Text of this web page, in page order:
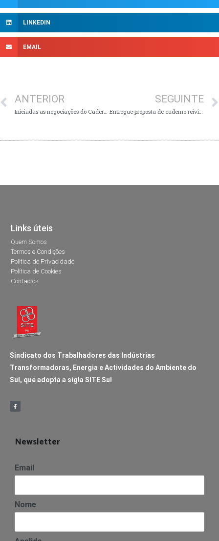
LINKEDIN
EMAIL
ANTERIOR
Iniciadas as negociações do Caderno Reivindicativo 2020 na GALPGESTE
SEGUINTE
Entregue proposta de caderno reivindicativo na VW/AE
Links úteis
Quem Somos
Termos e Condições
Política de Privacidade
Política de Cookies
Contactos
Sindicato dos Trabalhadores das Indústrias
Transformadoras, Energia e Actividades do Ambiente do
Sul, que adopta a sigla SITE Sul
Newsletter
Email
Nome